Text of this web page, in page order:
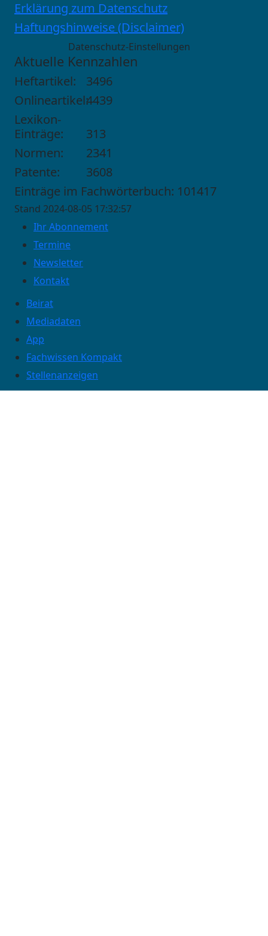
Erklärung zum Datenschutz
Haftungshinweise (Disclaimer)
Datenschutz-Einstellungen
Aktuelle Kennzahlen
Heftartikel:
3496
Onlineartikel:4439
Lexikon-
Einträge:
313
Normen:
2341
Patente:
3608
Einträge im Fachwörterbuch: 101417
Stand 2024-08-05 17:32:57
Ihr Abonnement
Termine
Newsletter
Kontakt
Beirat
Mediadaten
App
Fachwissen Kompakt
Stellenanzeigen